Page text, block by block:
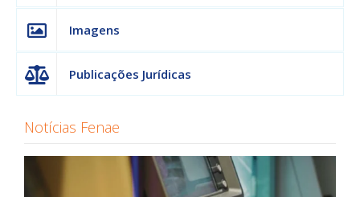
Imagens
Publicações Jurídicas
Notícias Fenae